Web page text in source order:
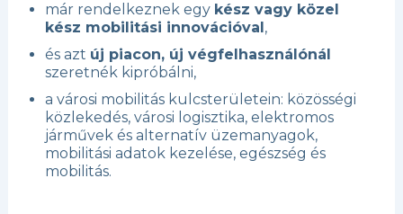
már rendelkeznek egy kész vagy közel
kész mobilitási innovációval,
és azt új piacon, új végfelhasználónál
szeretnék kipróbálni,
a városi mobilitás kulcsterületein: közösségi
közlekedés, városi logisztika, elektromos
járművek és alternatív üzemanyagok,
mobilitási adatok kezelése, egészség és
mobilitás.